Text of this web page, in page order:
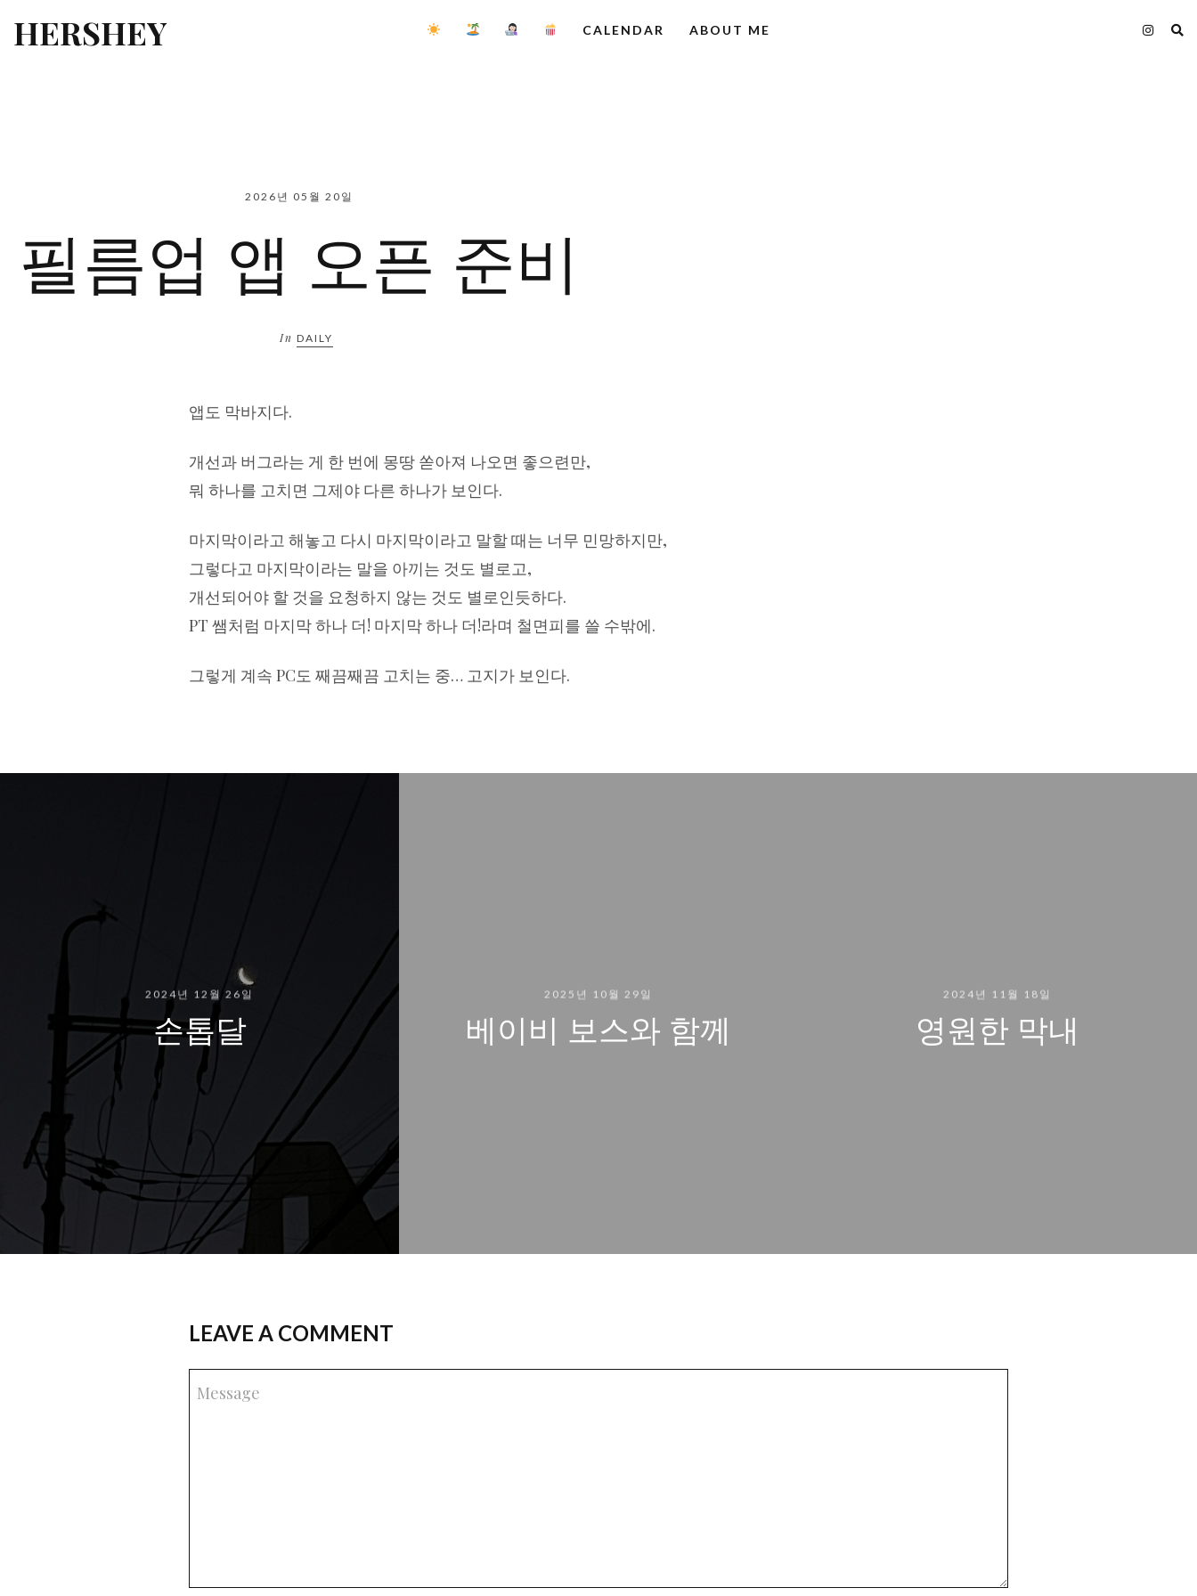
HERSHEY CALENDAR ABOUT ME
2026년 05월 20일
필름업 앱 오픈 준비
In DAILY
앱도 막바지다.
개선과 버그라는 게 한 번에 몽땅 쏟아져 나오면 좋으련만,
뭐 하나를 고치면 그제야 다른 하나가 보인다.
마지막이라고 해놓고 다시 마지막이라고 말할 때는 너무 민망하지만,
그렇다고 마지막이라는 말을 아끼는 것도 별로고,
개선되어야 할 것을 요청하지 않는 것도 별로인듯하다.
PT 쌤처럼 마지막 하나 더! 마지막 하나 더!라며 철면피를 쓸 수밖에.
그렇게 계속 PC도 째끔째끔 고치는 중… 고지가 보인다.
2024년 12월 26일
손톱달
2025년 10월 29일
베이비 보스와 함께
2024년 11월 18일
영원한 막내
LEAVE A COMMENT